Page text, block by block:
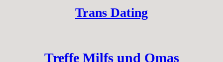
Trans Dating
Treffe Milfs und Omas